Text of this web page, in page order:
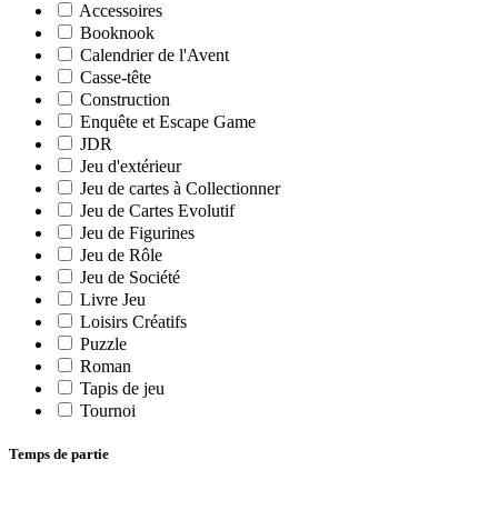
Accessoires
Booknook
Calendrier de l'Avent
Casse-tête
Construction
Enquête et Escape Game
JDR
Jeu d'extérieur
Jeu de cartes à Collectionner
Jeu de Cartes Evolutif
Jeu de Figurines
Jeu de Rôle
Jeu de Société
Livre Jeu
Loisirs Créatifs
Puzzle
Roman
Tapis de jeu
Tournoi
Temps de partie